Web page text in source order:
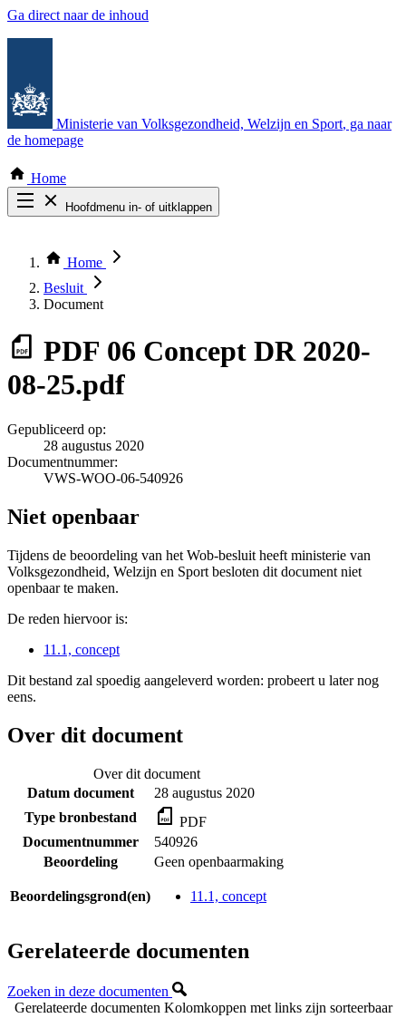
Ga direct naar de inhoud
Ministerie van Volksgezondheid, Welzijn en Sport, ga naar
de homepage
Home
Hoofdmenu in- of uitklappen
Thema COVID-19
Bekijk per bestuursorgaan
Home
Besluit
Document
PDF 06 Concept DR 2020-
08-25.pdf
Gepubliceerd op:
28 augustus 2020
Documentnummer:
VWS-WOO-06-540926
Niet openbaar
Tijdens de beoordeling van het Wob-besluit heeft ministerie van
Volksgezondheid, Welzijn en Sport besloten dit document niet
openbaar te maken.
De reden hiervoor is:
11.1, concept
Dit bestand zal spoedig aangeleverd worden: probeert u later nog
eens.
Over dit document
Over dit document
Datum document
28 augustus 2020
Type bronbestand
PDF
Documentnummer
540926
Beoordeling
Geen openbaarmaking
Beoordelingsgrond(en) 11.1, concept
Gerelateerde documenten
Zoeken in deze documenten
Gerelateerde documenten Kolomkoppen met links zijn sorteerbaar